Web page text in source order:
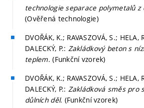
technologie separace polymetalů z
(Ověřená technologie)
DVOŘÁK, K.; RAVASZOVÁ, S.; HELA,
DALECKÝ, P.: Zakládkový beton s
teplem. (Funkční vzorek)
DVOŘÁK, K.; RAVASZOVÁ, S.; HELA,
DALECKÝ, P.: Zakládková směs pro
důlních děl. (Funkční vzorek)